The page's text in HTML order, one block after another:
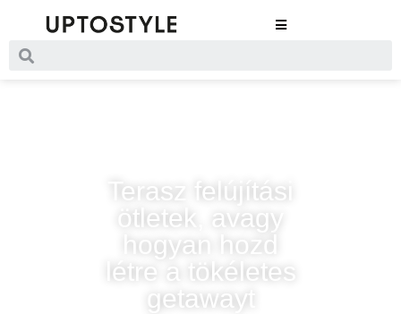
Terasz felújítási
ötletek, avagy
hogyan hozd
létre a tökéletes
getawayt